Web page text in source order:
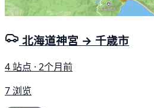
北海道神宮 → 千歳市
4 站点 · 2个月前
7 浏览